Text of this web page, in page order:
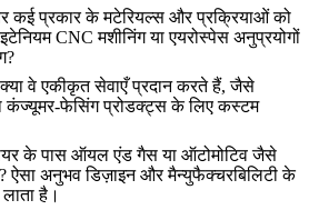
कई प्रकार के मटेरियल्स और प्रक्रियाओं को
CNC मशीनिंगया एयरोस्पेस अनुप्रयोगों
वे एकीकृत सेवाएँ प्रदान करते हैं, जैसे
कंज्यूमर-फेसिंग प्रोडक्ट्स के लिए कस्टम
के पास ऑयल एंड गैसया ऑटोमोटिवजैसे
ऐसा अनुभव डिज़ाइन और मैन्युफैक्चरबिलिटी के
है।